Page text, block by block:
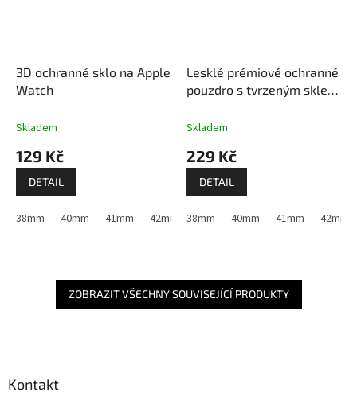
3D ochranné sklo na Apple
Watch
Skladem
129 Kč
DETAIL
38mm 40mm 41mm 42mm (Apple Watch 1,2,3) 42mm (Apple
Lesklé prémiové ochranné
pouzdro s tvrzeným sklem
Skladem
229 Kč
DETAIL
38mm 40mm 41mm 42mm
ZOBRAZIT VŠECHNY SOUVISEJÍCÍ PRODUKTY
Kontakt